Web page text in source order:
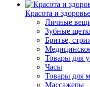
Красота и здоровье
Личные
Зубные
Бритье,
Товары для
Часы
Товары для
Массажеры